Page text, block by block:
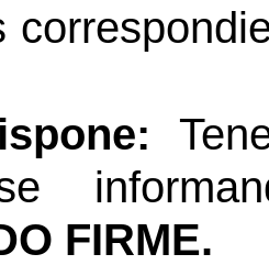
FIRME.